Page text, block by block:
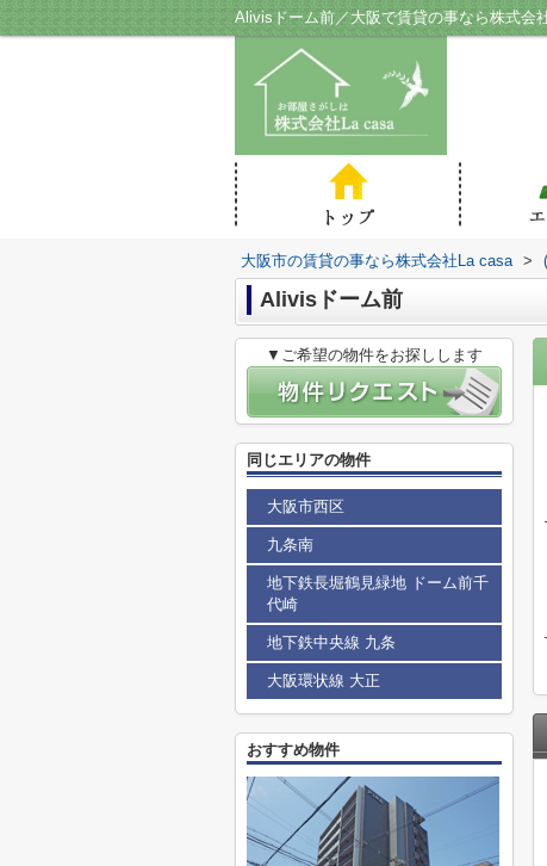
Alivisドーム前／大阪で賃貸の事なら株式会
大阪市の賃貸の事なら株式会社La casa >
Alivisドーム前
▼ご希望の物件をお探しします
同じエリアの物件
大阪市西区
九条南
地下鉄長堀鶴見緑地 ドーム前千
代崎
地下鉄中央線 九条
大阪環状線 大正
おすすめ物件